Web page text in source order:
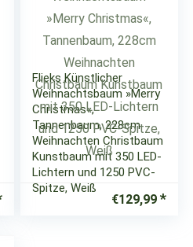
Flieks Künstlicher
Weihnachtsbaum »Merry
Christmas«,
Tannenbaum, 228cm
Weihnachten Christbaum
Kunstbaum mit 350 LED-
Lichtern und 1250 PVC-
Spitze, Weiß
€129,99